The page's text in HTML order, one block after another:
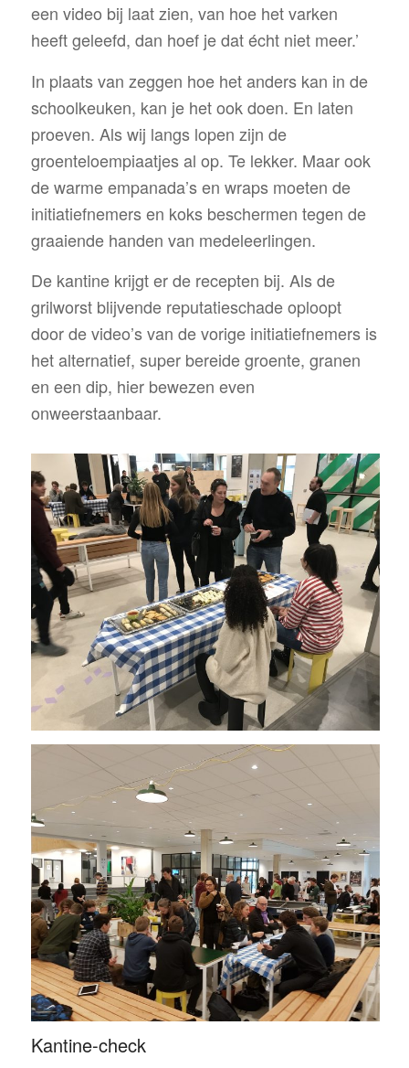
een video bij laat zien, van hoe het varken
heeft geleefd, dan hoef je dat écht niet meer.’
In plaats van zeggen hoe het anders kan in de
schoolkeuken, kan je het ook doen. En laten
proeven. Als wij langs lopen zijn de
groenteloempiaatjes al op. Te lekker. Maar ook
de warme empanada’s en wraps moeten de
initiatiefnemers en koks beschermen tegen de
graaiende handen van medeleerlingen.
De kantine krijgt er de recepten bij. Als de
grilworst blijvende reputatieschade oploopt
door de video’s van de vorige initiatiefnemers is
het alternatief, super bereide groente, granen
en een dip, hier bewezen even
onweerstaanbaar.
Kantine-check